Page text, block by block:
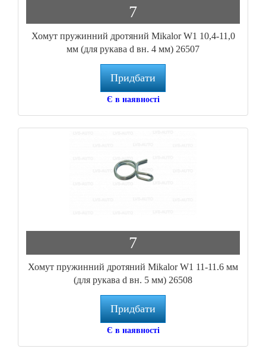
7
Хомут пружинний дротяний Mikalor W1 10,4-11,0
мм (для рукава d вн. 4 мм) 26507
Придбати
Є в наявності
7
Хомут пружинний дротяний Mikalor W1 11-11.6 мм
(для рукава d вн. 5 мм) 26508
Придбати
Є в наявності